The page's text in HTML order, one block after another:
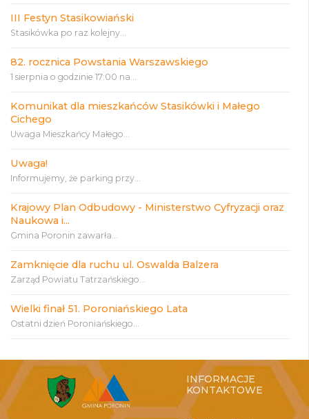
III Festyn Stasikowiański
Stasikówka po raz kolejny...
82. rocznica Powstania Warszawskiego
1 sierpnia o godzinie 17:00 na...
Komunikat dla mieszkańców Stasikówki i Małego
Cichego
Uwaga Mieszkańcy Małego...
Uwaga!
Informujemy, że parking przy...
Krajowy Plan Odbudowy - Ministerstwo Cyfryzacji oraz
Naukowa i...
Gmina Poronin zawarła...
Zamknięcie dla ruchu ul. Oswalda Balzera
Zarząd Powiatu Tatrzańskiego...
Wielki finał 51. Poroniańskiego Lata
Ostatni dzień Poroniańskiego...
INFORMACJE
KONTAKTOWE